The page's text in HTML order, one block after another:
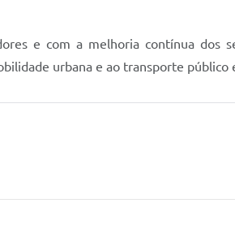
e com a melhoria contínua dos
urbana e ao transporte público